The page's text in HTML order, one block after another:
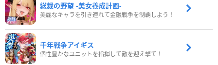
総裁の野望 -美女養成計画-
美麗なキャラを引き連れて金融戦争を制覇しよう！
千年戦争アイギス
個性豊かなユニットを指揮して敵を迎え撃て！